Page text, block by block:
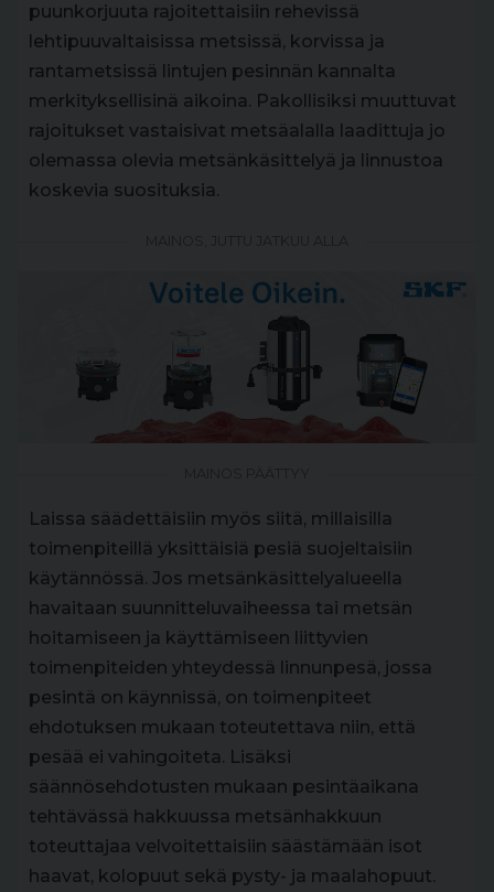
puunkorjuuta rajoitettaisiin rehevissä
lehtipuuvaltaisissa metsissä, korvissa ja
rantametsissä lintujen pesinnän kannalta
merkityksellisinä aikoina. Pakollisiksi muuttuvat
rajoitukset vastaisivat metsäalalla laadittuja jo
olemassa olevia metsänkäsittelyä ja linnustoa
koskevia suosituksia.
Laissa säädettäisiin myös siitä, millaisilla
toimenpiteillä yksittäisiä pesiä suojeltaisiin
käytännössä. Jos metsänkäsittelyalueella
havaitaan suunnitteluvaiheessa tai metsän
hoitamiseen ja käyttämiseen liittyvien
toimenpiteiden yhteydessä linnunpesä, jossa
pesintä on käynnissä, on toimenpiteet
ehdotuksen mukaan toteutettava niin, että
pesää ei vahingoiteta. Lisäksi
säännösehdotusten mukaan pesintäaikana
tehtävässä hakkuussa metsänhakkuun
toteuttajaa velvoitettaisiin säästämään isot
haavat, kolopuut sekä pysty- ja maalahopuut.